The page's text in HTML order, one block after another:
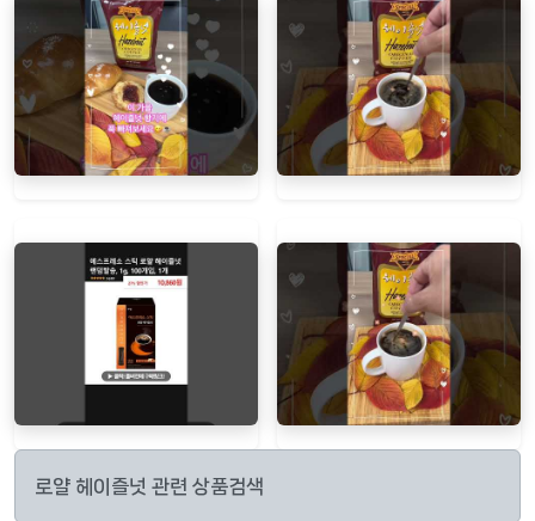
로얄 헤이즐넛 관련 상품검색